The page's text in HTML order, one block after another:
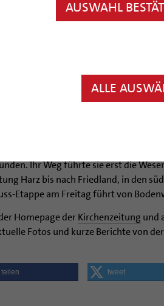
AUSWAHL
ALLE
Norbert Trelle empfängt am
zum Bistumsjubiläum. Die
die 50 Radler auf den letzten
sie zwischen 16.30 Uhr und 17 Uhr
Beinen stecken den Rad-Pilgern
zurückgelegt haben. Sie waren
Hildesheim anlässlich des 1200-
Ihr Weg führte sie erst die
Harz bis nach Friedland, in den
Etappe am Freitag führt von
Homepage derKirchenzeitung und
Fotos und kurze Berichte von
teilen tweet